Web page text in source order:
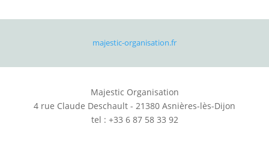
majestic-organisation.fr
Majestic Organisation
4 rue Claude Deschault - 21380 Asnières-lès-Dijon
tel : +33 6 87 58 33 92